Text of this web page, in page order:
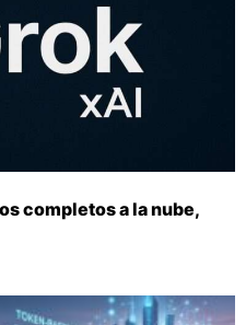
completos a la nube,